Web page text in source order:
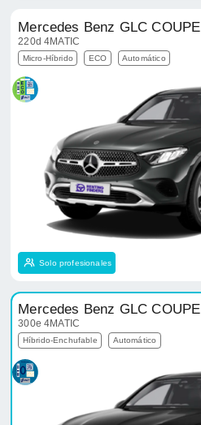
Mercedes Benz GLC COUPE
220d 4MATIC
Micro-Híbrido ECO Automático
Solo profesionales
Mercedes Benz GLC COUPE
300e 4MATIC
Híbrido-Enchufable Automático